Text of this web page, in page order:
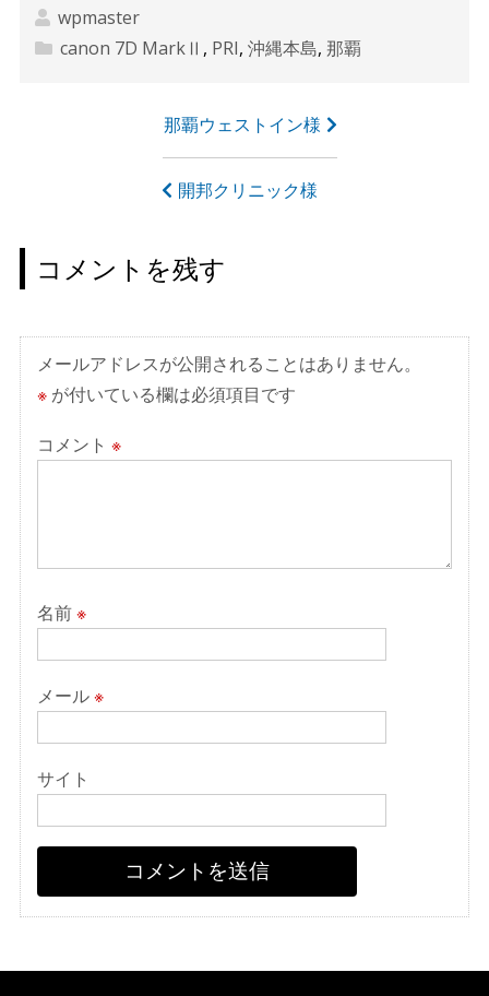
wpmaster
canon 7D MarkⅡ , PRI, 沖縄本島, 那覇
ゲ
ー
シ
ョ
ン
那覇ウェストイン様
開邦クリニック様
コメントを残す
メールアドレスが公開されることはありません。
※が付いている欄は必須項目です
コメント ※
名前※
メール※
サイト